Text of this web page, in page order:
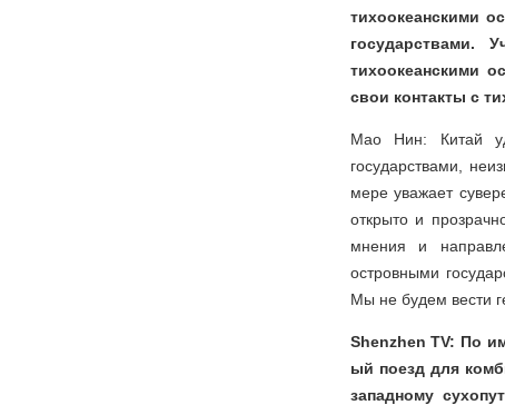
тихоокеанскими
государствами.
тихоокеанскими
свои контакты с
Мао Нин: Китай
государствами,
мере уважает
открыто и
мнения и
островными
Мы не будем вести
Shenzhen TV: По
ый поезд для
западному